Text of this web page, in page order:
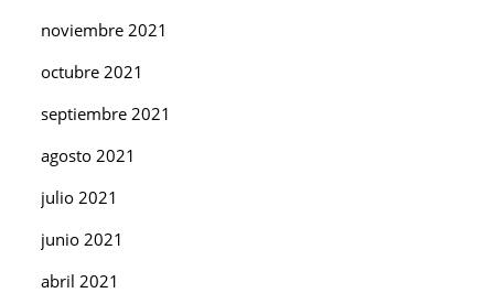
noviembre 2021
octubre 2021
septiembre 2021
agosto 2021
julio 2021
junio 2021
abril 2021